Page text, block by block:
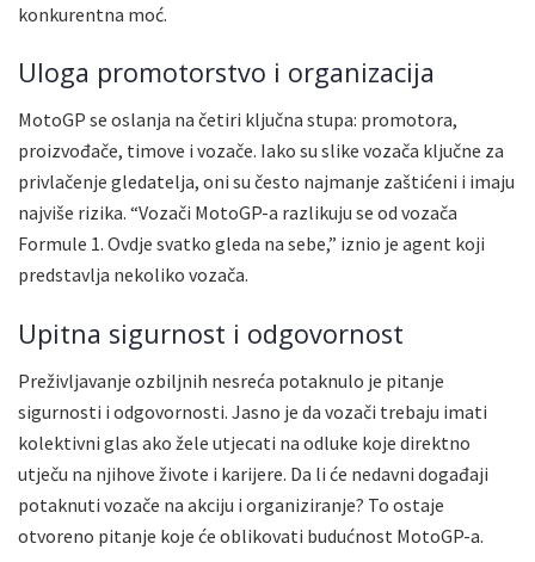
konkurentna moć.
Uloga promotorstvo i organizacija
MotoGP se oslanja na četiri ključna stupa: promotora,
proizvođače, timove i vozače. Iako su slike vozača ključne za
privlačenje gledatelja, oni su često najmanje zaštićeni i imaju
najviše rizika. “Vozači MotoGP-a razlikuju se od vozača
Formule 1. Ovdje svatko gleda na sebe,” iznio je agent koji
predstavlja nekoliko vozača.
Upitna sigurnost i odgovornost
Preživljavanje ozbiljnih nesreća potaknulo je pitanje
sigurnosti i odgovornosti. Jasno je da vozači trebaju imati
kolektivni glas ako žele utjecati na odluke koje direktno
utječu na njihove živote i karijere. Da li će nedavni događaji
potaknuti vozače na akciju i organiziranje? To ostaje
otvoreno pitanje koje će oblikovati budućnost MotoGP-a.